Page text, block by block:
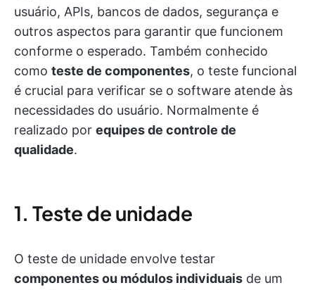
usuário, APIs, bancos de dados, segurança e
outros aspectos para garantir que funcionem
conforme o esperado. Também conhecido
como teste de componentes, o teste funcional
é crucial para verificar se o software atende às
necessidades do usuário. Normalmente é
realizado por equipes de controle de
qualidade.
1. Teste de unidade
O teste de unidade envolve testar
componentes ou módulos individuais de um